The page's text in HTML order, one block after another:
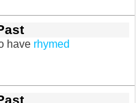
have rhymed